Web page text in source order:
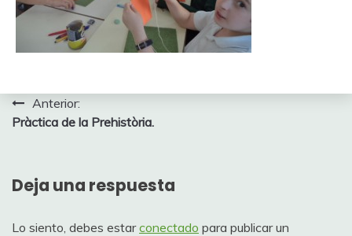
Navegación
de
Anterior:
Pràctica de la Prehistòria.
Deja una respuesta
Lo siento, debes estarconectado para publicar un